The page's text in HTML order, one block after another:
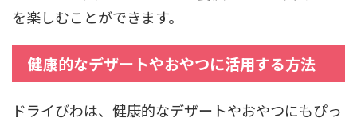
を楽しむことができます。
健康的なデザートやおやつに活用する方法
ドライびわは、健康的なデザートやおやつにもぴっ